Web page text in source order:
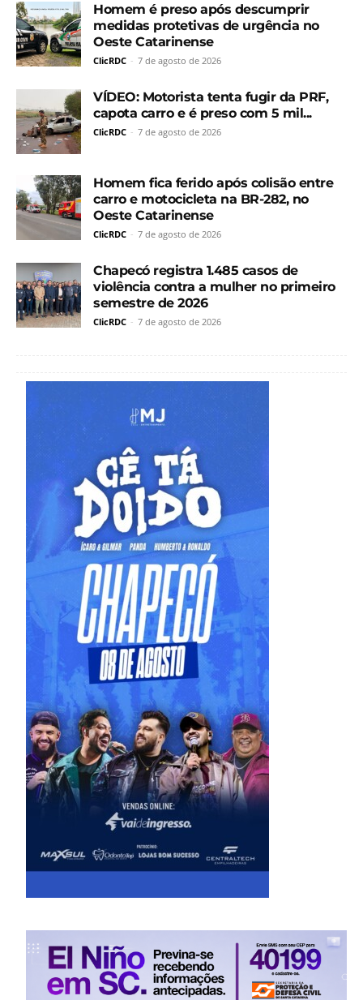
Homem é preso após descumprir
medidas protetivas de urgência no
Oeste Catarinense
ClicRDC - 7 de agosto de 2026
VÍDEO: Motorista tenta fugir da PRF,
capota carro e é preso com 5 mil...
ClicRDC - 7 de agosto de 2026
Homem fica ferido após colisão entre
carro e motocicleta na BR-282, no
Oeste Catarinense
ClicRDC - 7 de agosto de 2026
Chapecó registra 1.485 casos de
violência contra a mulher no primeiro
semestre de 2026
ClicRDC - 7 de agosto de 2026